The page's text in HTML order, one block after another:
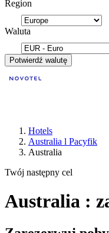
Region
Waluta
Potwierdź walutę
Hotels
Australia l Pacyfik
Australia
Twój następny cel
Australia :